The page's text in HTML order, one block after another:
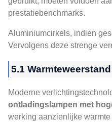
prestatiebenchmarks.
Aluminiumcirkels, indien
Vervolgens deze strenge
5.1
Moderne
ontladingslampen met
werking aanzienlijke warmte